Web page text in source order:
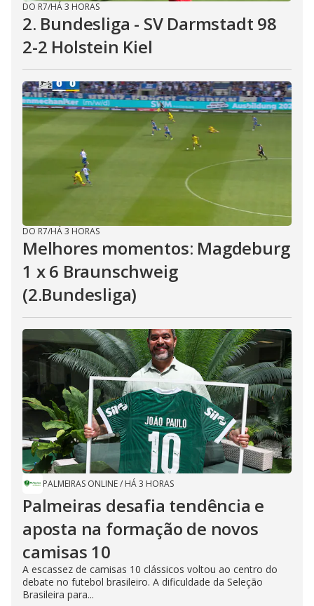
DO R7/HÁ 3 HORAS
2. Bundesliga - SV Darmstadt 98
2-2 Holstein Kiel
DO R7/HÁ 3 HORAS
Melhores momentos: Magdeburg
1 x 6 Braunschweig
(2.Bundesliga)
PALMEIRAS ONLINE/ HÁ 3 HORAS
Palmeiras desafia tendência e
aposta na formação de novos
camisas 10
A escassez de camisas 10 clássicos voltou ao centro do
debate no futebol brasileiro. A dificuldade da Seleção
Brasileira para...